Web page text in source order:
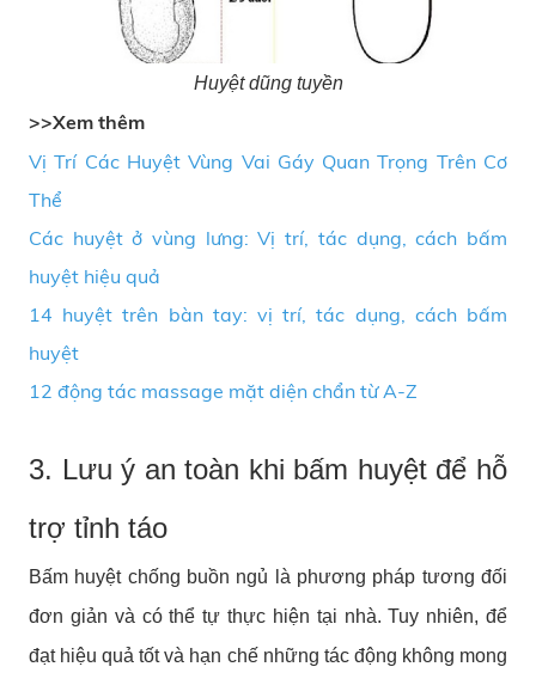
Huyệt dũng tuyền
>>Xem thêm
Vị Trí Các Huyệt Vùng Vai Gáy Quan Trọng Trên Cơ
Thể
Các huyệt ở vùng lưng: Vị trí, tác dụng, cách bấm
huyệt hiệu quả
14 huyệt trên bàn tay: vị trí, tác dụng, cách bấm
huyệt
12 động tác massage mặt diện chẩn từ A-Z
3. Lưu ý an toàn khi bấm huyệt để hỗ
trợ tỉnh táo
Bấm huyệt chống buồn ngủ là phương pháp tương đối
đơn giản và có thể tự thực hiện tại nhà. Tuy nhiên, để
đạt hiệu quả tốt và hạn chế những tác động không mong